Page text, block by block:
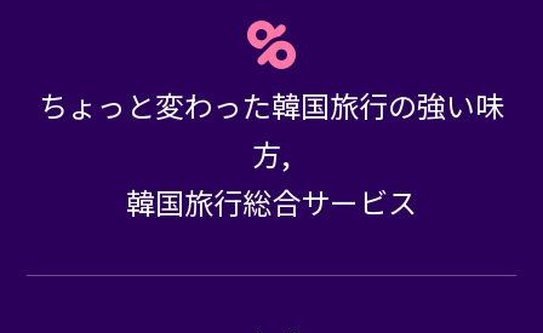
ちょっと変わった韓国旅行の強い味
方,
韓国旅行総合サービス